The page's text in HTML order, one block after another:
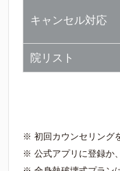
キャンセル対応
院リスト
※ 初回カウンセリング
※ 公式アプリに登録か